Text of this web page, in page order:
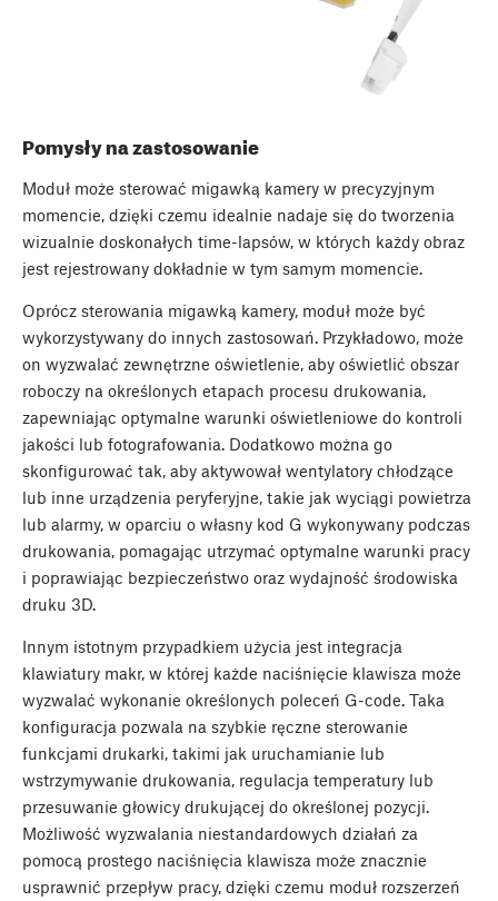
Pomysły na zastosowanie
Moduł może sterować migawką kamery w precyzyjnym
momencie, dzięki czemu idealnie nadaje się do tworzenia
wizualnie doskonałych time-lapsów, w których każdy obraz
jest rejestrowany dokładnie w tym samym momencie.
Oprócz sterowania migawką kamery, moduł może być
wykorzystywany do innych zastosowań. Przykładowo, może
on wyzwalać zewnętrzne oświetlenie, aby oświetlić obszar
roboczy na określonych etapach procesu drukowania,
zapewniając optymalne warunki oświetleniowe do kontroli
jakości lub fotografowania. Dodatkowo można go
skonfigurować tak, aby aktywował wentylatory chłodzące
lub inne urządzenia peryferyjne, takie jak wyciągi powietrza
lub alarmy, w oparciu o własny kod G wykonywany podczas
drukowania, pomagając utrzymać optymalne warunki pracy
i poprawiając bezpieczeństwo oraz wydajność środowiska
druku 3D.
Innym istotnym przypadkiem użycia jest integracja
klawiatury makr, w której każde naciśnięcie klawisza może
wyzwalać wykonanie określonych poleceń G-code. Taka
konfiguracja pozwala na szybkie ręczne sterowanie
funkcjami drukarki, takimi jak uruchamianie lub
wstrzymywanie drukowania, regulacja temperatury lub
przesuwanie głowicy drukującej do określonej pozycji.
Możliwość wyzwalania niestandardowych działań za
pomocą prostego naciśnięcia klawisza może znacznie
usprawnić przepływ pracy, dzięki czemu moduł rozszerzeń